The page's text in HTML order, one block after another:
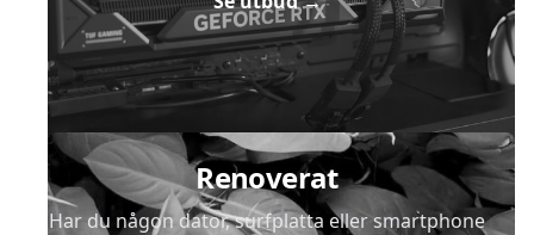
Renoverat
Har du någon dator, surfplatta eller smartphone